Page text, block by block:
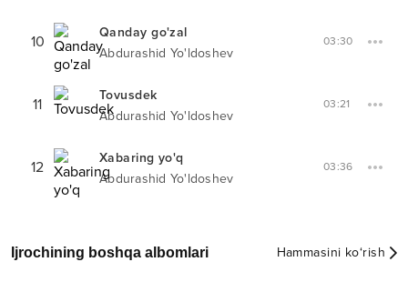
10
Qanday go'zal
Abdurashid Yo'ldoshev
03:30
11
Tovusdek
Abdurashid Yo'ldoshev
03:21
12
Xabaring yo'q
Abdurashid Yo'ldoshev
03:36
Ijrochining boshqa albomlari Hammasini ko‘rish